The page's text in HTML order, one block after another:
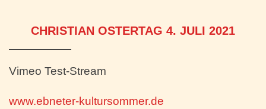
CHRISTIAN OSTERTAG 4. JULI 2021
Vimeo Test-Stream
www.ebneter-kultursommer.de